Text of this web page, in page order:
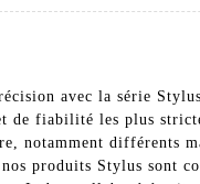
avec la série
de fiabilité les plus
notamment différents
produits Stylus sont